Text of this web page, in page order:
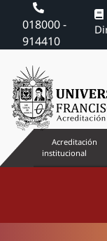
018000 -
914410
Acreditación
institucional